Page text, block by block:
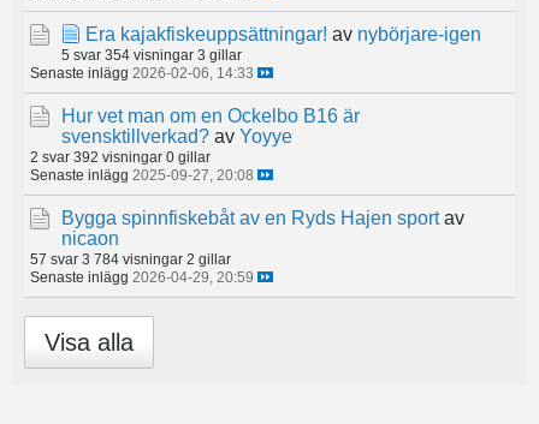
Era kajakfiskeuppsättningar! av nybörjare-igen
5 svar 354 visningar 3 gillar
Senaste inlägg 2026-02-06, 14:33
Hur vet man om en Ockelbo B16 är
svensktillverkad? av Yoyye
2 svar 392 visningar 0 gillar
Senaste inlägg 2025-09-27, 20:08
Bygga spinnfiskebåt av en Ryds Hajen sport av
nicaon
57 svar 3 784 visningar 2 gillar
Senaste inlägg 2026-04-29, 20:59
Visa alla